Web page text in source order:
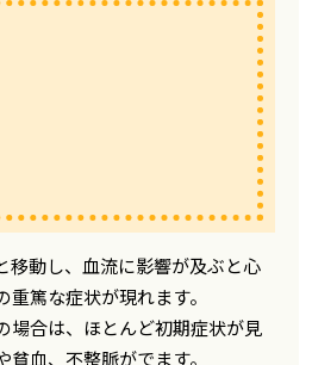
移動し、血流に影響が及ぶと心
篤な症状が現れます。
場合は、ほとんど初期症状が見
血、不整脈がでます。